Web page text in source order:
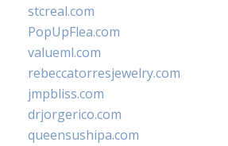
stcreal.com
PopUpFlea.com
valueml.com
rebeccatorresjewelry.com
jmpbliss.com
drjorgerico.com
queensushipa.com